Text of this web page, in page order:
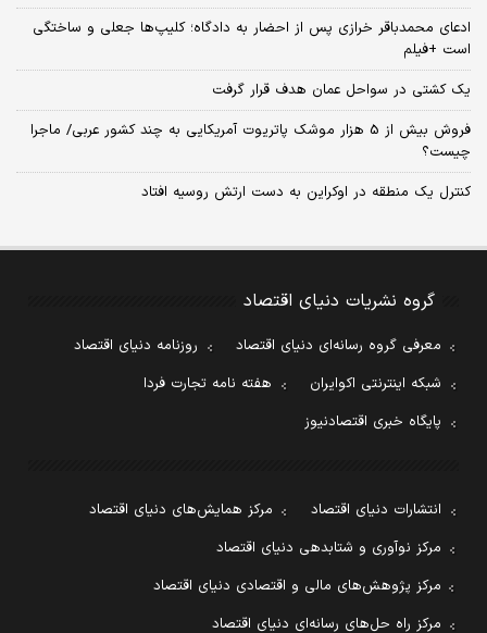
ادعای محمدباقر خرازی پس از احضار به دادگاه؛ کلیپ‌ها جعلی و ساختگی
است +فیلم
یک کشتی در سواحل عمان هدف قرار گرفت
فروش بیش از 5 هزار موشک پاتریوت آمریکایی به چند کشور عربی/ ماجرا
چیست؟
کنترل یک منطقه در اوکراین به دست ارتش روسیه افتاد
گروه نشریات دنیای اقتصاد
معرفی گروه رسانه‌ای دنیای اقتصاد
روزنامه دنیای اقتصاد
شبکه اینترنتی اکوایران
هفته نامه تجارت فردا
پایگاه خبری اقتصادنیوز
انتشارات دنیای اقتصاد
مرکز همایش‌های دنیای اقتصاد
مرکز نوآوری و شتابدهی دنیای اقتصاد
مرکز پژوهش‌های مالی و اقتصادی دنیای اقتصاد
مرکز راه حل‌های رسانه‌ای دنیای اقتصاد